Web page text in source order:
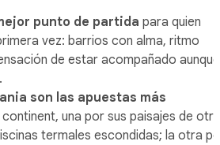
punto de partida para quien
vez: barrios con alma, ritmo
de estar acompañado aunque
son las apuestas más
continent, una por sus paisajes de
termales escondidas; la otra